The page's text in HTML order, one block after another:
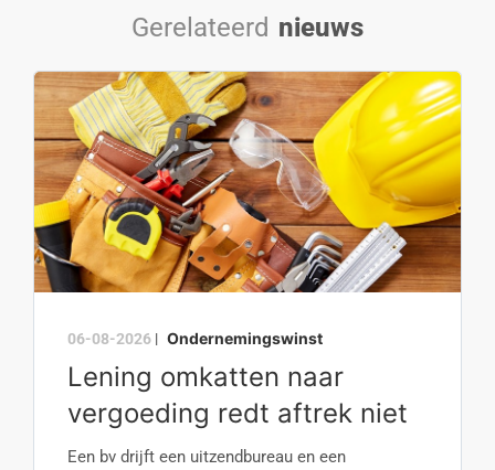
Gerelateerd nieuws
06-08-2026 | Ondernemingswinst
Lening omkatten naar
vergoeding redt aftrek niet
Een bv drijft een uitzendbureau en een